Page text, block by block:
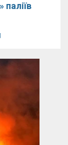
паліїв